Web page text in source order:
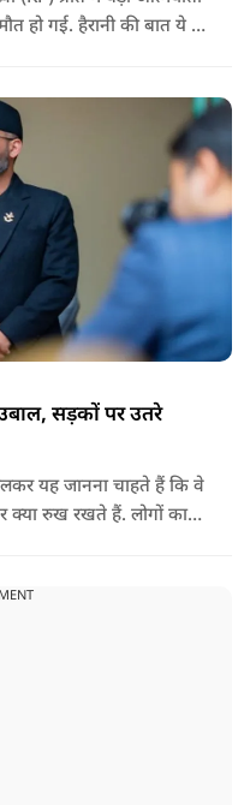
हो गई. हैरानी की बात ये है
सड़कों पर उतरे
यह जानना चाहते हैं कि वे
क्या रुख रखते हैं. लोगों का